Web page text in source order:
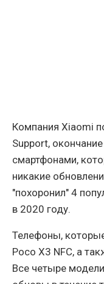
Компания Xiaomi
Support,
смартфонами,
никакие
"похоронил" 4
в 2020 году.
Телефоны,
Poco X3 NFC, а
Все четыре